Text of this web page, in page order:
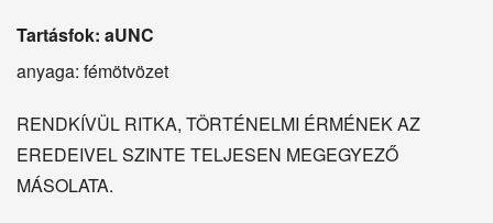
Tartásfok: aUNC
anyaga: fémötvözet
RENDKÍVÜL RITKA, TÖRTÉNELMI ÉRMÉNEK AZ
EREDEIVEL SZINTE TELJESEN MEGEGYEZŐ
MÁSOLATA.